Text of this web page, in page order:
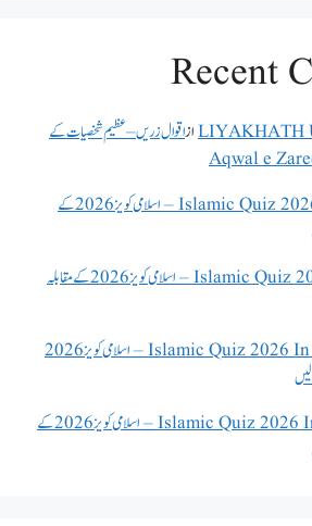
Recent
LIYAKHATHازاقوال زریں – عظیم شخصیات کے
Islamic Quiz 2026 In Urdu – اسلامی کویز 2026 کے
Islamic Quiz 2026 In Urdu – اسلامی کویز 2026 کے مقابلہ
Islamic Quiz 2026 In Urdu – اسلامی کویز 2026
Islamic Quiz 2026 In Urdu – اسلامی کویز 2026 کے